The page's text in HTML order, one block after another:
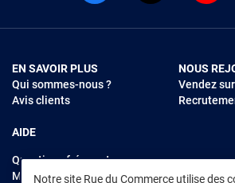
Notre site Rue du Commerce utilise des
EN SAVOIR PLUS
Qui sommes-nous ?
Avis clients
AIDE
Questions fréquentes
Modes de règlements
NOUS
Vendez